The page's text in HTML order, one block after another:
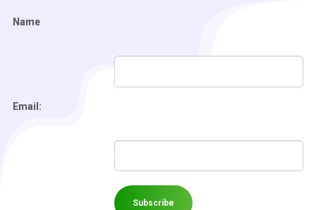
Name
Email: